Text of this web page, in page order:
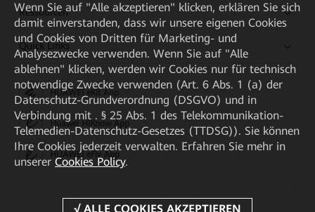
Ressourcen
Quick Links
HUAWEI eKit App
Huawei HiKnow App
HUAWEI eFly App
Wenn Sie auf "Alle akzeptieren" klicken, erklären Sie sich
damit einverstanden, dass wir unsere eigenen Cookies
und Cookies von Dritten für Marketing- und
Analysezwecke verwenden. Wenn Sie auf "Alle
ablehnen" klicken, werden wir Cookies nur für technisch
notwendige Zwecke verwenden (Art. 6 Abs. 1 (a) der
Datenschutz-Grundverordnung (DSGVO) und in
Verbindung mit . § 25 Abs. 1 des Telekommunikation-
Telemedien-Datenschutz-Gesetzes (TTDSG)). Sie können
Ihre Cookies jederzeit verwalten. Erfahren Sie mehr in
unserer Cookies Policy.